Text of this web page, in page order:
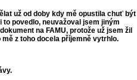
už od doby kdy mě opustila chuť být
povedlo, neuvažoval jsem jiným
na FAMU, protože už jsem žil
z toho docela příjemně vytrhlo.